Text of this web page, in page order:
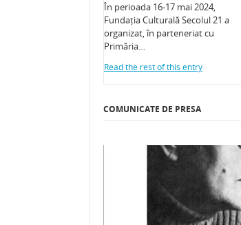
În perioada 16-17 mai 2024,
Fundația Culturală Secolul 21 a
organizat, în parteneriat cu
Primăria…
Read the rest of this entry
COMUNICATE DE PRESA